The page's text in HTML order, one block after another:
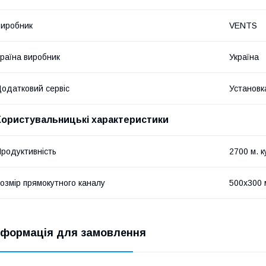
VENTS
виробник Україна
сервіс
характеристики
2700 м.
прямокутного каналу 500х300
для замовлення